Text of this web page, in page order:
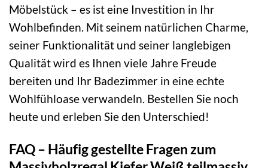
Möbelstück – es ist eine Investition in Ihr
Wohlbefinden. Mit seinem natürlichen Charme,
seiner Funktionalität und seiner langlebigen
Qualität wird es Ihnen viele Jahre Freude
bereiten und Ihr Badezimmer in eine echte
Wohlfühloase verwandeln. Bestellen Sie noch
heute und erleben Sie den Unterschied!
FAQ – Häufig gestellte Fragen zum